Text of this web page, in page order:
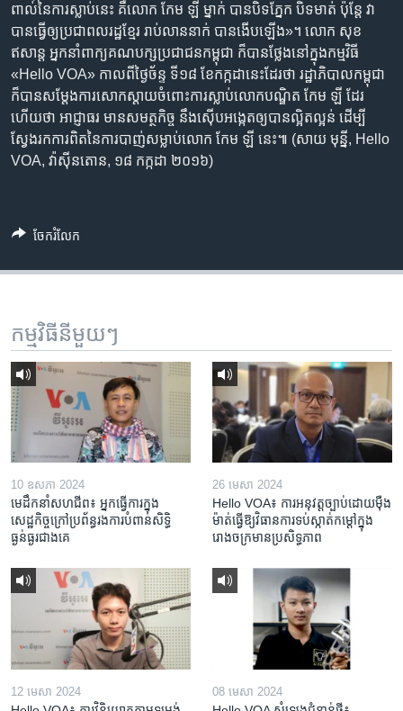
ពាល់​នៃ​ការ​ស្លាប់​នេះ គឺ​លោក កែម ឡី​ ម្នាក់ បាន​បិទ​ភ្នែក​ បិទ​មាត់ ប៉ុន្តែ វា​
បាន​ធ្វើ​​ឲ្យ​ប្រជាពលរដ្ឋ​ខ្មែរ​ រាប់​លាន​នាក់ បាន​ងើបឡើង»។ លោក សុខ
ឥសាន្ត អ្នក​នាំ​ពាក្យ​គណបក្ស​ប្រជាជន​កម្ពុជា ក៏​បាន​ថ្លែង​នៅ​ក្នុង​កម្មវិធី​
«Hello VOA» កាល​ពី​ថ្ងៃ​ច័ន្ទ ទី​១៨ ខែ​កក្កដា​នេះ​ដែរ​ថា រដ្ឋាភិបាល​កម្ពុជា
ក៏​បាន​សម្ដែង​ការ​សោក​ស្ដាយ​ចំពោះ​ការ​ស្លាប់​លោក​បណ្ឌិត​ កែម ឡី​ ដែរ
ហើយ​ថា​ អាជ្ញាធរ មាន​សមត្ថកិច្ច​ នឹង​ស៊ើបអង្កេត​ឲ្យ​បាន​ល្អិតល្អន់​ ដើម្បី​
ស្វែងរក​ការពិត​នៃ​ការ​បាញ់​សម្លាប់​លោក កែម​ ឡី​ នេះ៕ (សាយ មុន្នី, Hello
VOA, វ៉ាស៊ីនតោន, ១៨ កក្កដា ២០១៦)
ចែករំលែក
កម្មវិធី​នីមួយៗ
10 ឧសភា 2024
មេដឹកនាំសហជីព៖ អ្នកធ្វើការក្នុង
សេដ្ឋកិច្ចក្រៅប្រព័ន្ធរងការបំពានសិទ្ធិ
ធ្ងន់ធ្ងរជាងគេ
26 មេសា 2024
Hello VOA៖ ការអនុវត្ត​ច្បាប់​ដោយ​ម៉ឺង
ម៉ាត់​ធ្វើ​ឱ្យ​វិធានការ​ទប់ស្កាត់​កម្តៅ​ក្នុង​
រោងចក្រ​មាន​ប្រសិទ្ធភាព​​
12 មេសា 2024 08 មេសា 2024